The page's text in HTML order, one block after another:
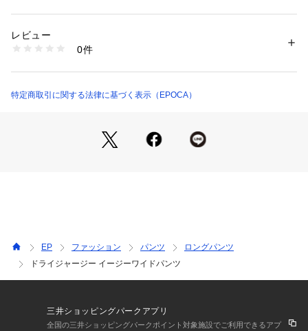
【デザイン】
ウエストゴム仕様のイージーギャザーワイドパンツです。
部分は素材切り替えでさりげないアクセントをプラスしまし
も快適に着用いただけます。同素材のカットソー（品番：M5P
07794）を合わせた涼やかなセットアップスタイルがおすすめ
生地の厚さ：薄い
おすすめ着用期間：春、夏、秋
実際の商品とイメージ、仕様が異なる場合がございます。
素材：本体 トリアセテート65% ポリエステル35% 別布 ポリエステル10
生産国：MADE IN JAPAN
2160600009056
レビュー
0件
特定商取引に関する法律に基づく表示（EPOCA）
EP ファッション パンツ
ロングパンツ
ドライジャージー イージーワイドパンツ
三井ショッピングパークアプリ
全国の三井ショッピングパークポイント対象施設でご利用できるアプ